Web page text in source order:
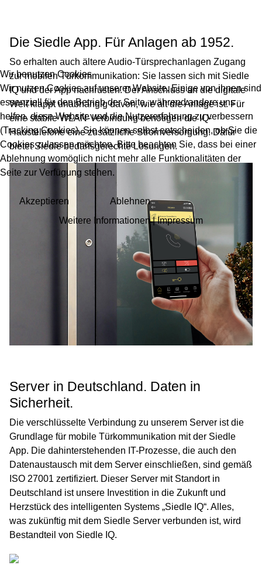
Die Siedle App. Für Anlagen ab 1952.
So erhalten auch ältere Audio-Türsprechanlagen Zugang
zur mobilen Türkommunikation: Sie lassen sich mit Siedle
IQ und der App nachrüsten. Der Anschluss an die digitale
Welt klappt unabhängig davon, wie alt die Anlage ist. Für
eine stabile WLAN-Verbindung benötigen die IQ-
Haustelefone eine zusätzliche Stromversorgung. Dafür
bietet Siedle bedarfsgerechte Lösungen.
Server in Deutschland. Daten in
Sicherheit.
Die verschlüsselte Verbindung zu unserem Server ist die
Grundlage für mobile Türkommunikation mit der Siedle
App. Die dahinterstehenden IT-Prozesse, die auch den
Datenaustausch mit dem Server einschließen, sind gemäß
ISO 27001 zertifiziert. Dieser Server mit Standort in
Deutschland ist unsere Investition in die Zukunft und
Herzstück des intelligenten Systems „Siedle IQ“. Alles,
was zukünftig mit dem Siedle Server verbunden ist, wird
Bestandteil von Siedle IQ.
Wir benutzen Cookies
Wir nutzen Cookies auf unserer Website. Einige von ihnen sind
essenziell für den Betrieb der Seite, während andere uns
helfen, diese Website und die Nutzererfahrung zu verbessern
(Tracking Cookies). Sie können selbst entscheiden, ob Sie die
Cookies zulassen möchten. Bitte beachten Sie, dass bei einer
Ablehnung womöglich nicht mehr alle Funktionalitäten der
Seite zur Verfügung stehen.
Akzeptieren
Ablehnen
Weitere Informationen|Impressum